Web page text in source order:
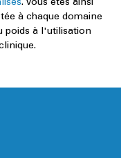
. Vous êtes ainsi
à chaque domaine
poids à l'utilisation